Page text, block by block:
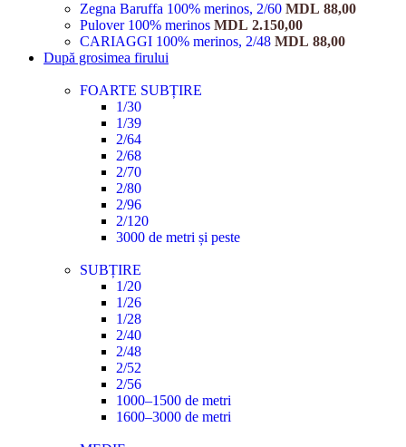
Zegna Baruffa 100% merinos, 2/60 MDL 88,00
Pulover 100% merinos MDL 2.150,00
CARIAGGI 100% merinos, 2/48 MDL 88,00
După grosimea firului
FOARTE SUBȚIRE
1/30
1/39
2/64
2/68
2/70
2/80
2/96
2/120
3000 de metri și peste
SUBȚIRE
1/20
1/26
1/28
2/40
2/48
2/52
2/56
1000–1500 de metri
1600–3000 de metri